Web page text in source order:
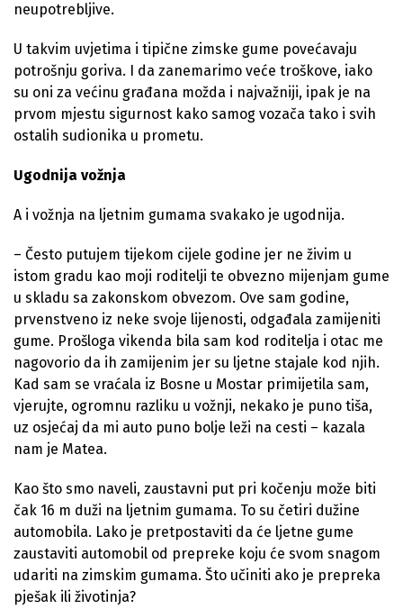
neupotrebljive.
U takvim uvjetima i tipične zimske gume povećavaju
potrošnju goriva. I da zanemarimo veće troškove, iako
su oni za većinu građana možda i najvažniji, ipak je na
prvom mjestu sigurnost kako samog vozača tako i svih
ostalih sudionika u prometu.
Ugodnija vožnja
A i vožnja na ljetnim gumama svakako je ugodnija.
– Često putujem tijekom cijele godine jer ne živim u
istom gradu kao moji roditelji te obvezno mijenjam gume
u skladu sa zakonskom obvezom. Ove sam godine,
prvenstveno iz neke svoje lijenosti, odgađala zamijeniti
gume. Prošloga vikenda bila sam kod roditelja i otac me
nagovorio da ih zamijenim jer su ljetne stajale kod njih.
Kad sam se vraćala iz Bosne u Mostar primijetila sam,
vjerujte, ogromnu razliku u vožnji, nekako je puno tiša,
uz osjećaj da mi auto puno bolje leži na cesti – kazala
nam je Matea.
Kao što smo naveli, zaustavni put pri kočenju može biti
čak 16 m duži na ljetnim gumama. To su četiri dužine
automobila. Lako je pretpostaviti da će ljetne gume
zaustaviti automobil od prepreke koju će svom snagom
udariti na zimskim gumama. Što učiniti ako je prepreka
pješak ili životinja?